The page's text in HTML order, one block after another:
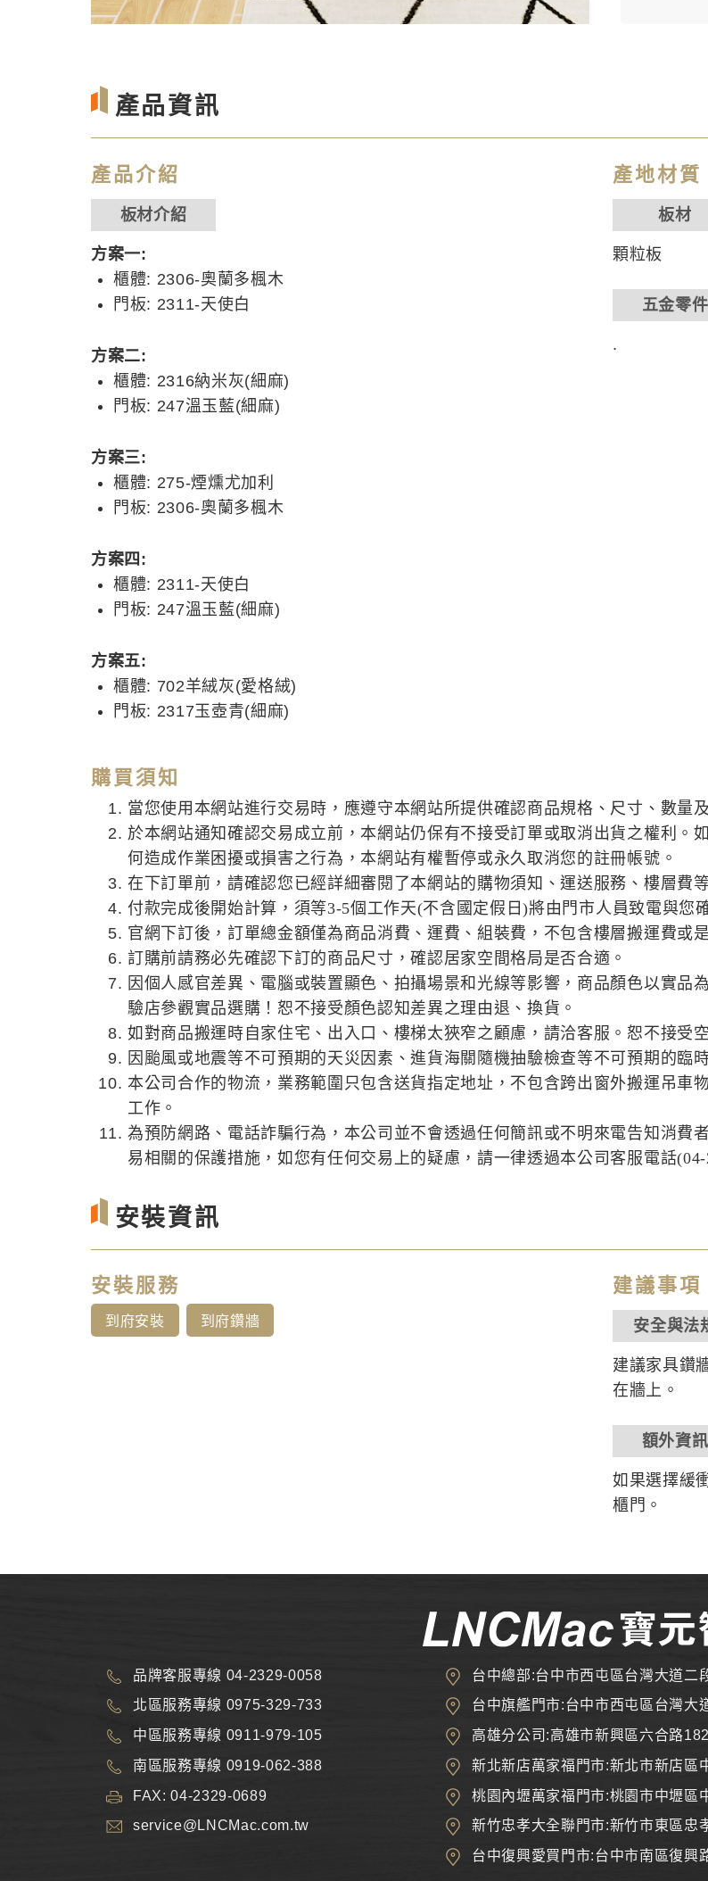
產品資訊
產品介紹
板材介紹
方案一:
櫃體: 2306-奧蘭多楓木
門板: 2311-天使白
方案二:
櫃體: 2316納米灰(細麻)
門板: 247溫玉藍(細麻)
方案三:
櫃體: 275-煙燻尤加利
門板: 2306-奧蘭多楓木
方案四:
櫃體: 2311-天使白
門板: 247溫玉藍(細麻)
方案五:
櫃體: 702羊絨灰(愛格絨)
門板: 2317玉壺青(細麻)
產地材質
板材
顆粒板
五金零件
.
購買須知
當您使用本網站進行交易時，應遵守本網站所提供確認商品規格、尺寸、數量
於本網站通知確認交易成立前，本網站仍保有不接受訂單或取消出貨之權利。
何造成作業困擾或損害之行為，本網站有權暫停或永久取消您的註冊帳號。
在下訂單前，請確認您已經詳細審閱了本網站的購物須知、運送服務、樓層費
付款完成後開始計算，須等3-5個工作天(不含國定假日)將由門市人員致電與您
官網下訂後，訂單總金額僅為商品消費、運費、組裝費，不包含樓層搬運費或
訂購前請務必先確認下訂的商品尺寸，確認居家空間格局是否合適。
因個人感官差異、電腦或裝置顯色、拍攝場景和光線等影響，商品顏色以實品
驗店參觀實品選購！恕不接受顏色認知差異之理由退、換貨。
如對商品搬運時自家住宅、出入口、樓梯太狹窄之顧慮，請洽客服。恕不接受
因颱風或地震等不可預期的天災因素、進貨海關隨機抽驗檢查等不可預期的臨
本公司合作的物流，業務範圍只包含送貨指定地址，不包含跨出窗外搬運吊車
工作。
為預防網路、電話詐騙行為，本公司並不會透過任何簡訊或不明來電告知消費
易相關的保護措施，如您有任何交易上的疑慮，請一律透過本公司客服電話(04-
安裝資訊
安裝服務
到府安裝 到府鑽牆
建議事項
安全與法
建議家具鑽
在牆上。
額外資訊
如果選擇緩
櫃門。
品牌客服專線 04-2329-0058
北區服務專線 0975-329-733
中區服務專線 0911-979-105
南區服務專線 0919-062-388
FAX: 04-2329-0689
service@LNCMac.com.tw
台中總部:台中市西屯區台灣大道二
台中旗艦門市:台中市西屯區台灣大
高雄分公司:高雄市新興區六合路
新北新店萬家福門市:新北市新店區
桃園內壢萬家福門市:桃園市中壢區
新竹忠孝大全聯門市:新竹市東區忠
台中復興愛買門市:台中市南區復興